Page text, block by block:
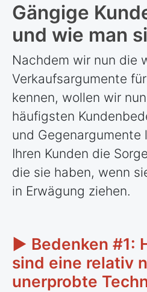
Gängige
und wie man
Nachdem wir nun die
Verkaufsargumente
kennen, wollen wir
häufigsten
und Gegenargumente
Ihren Kunden die
die sie haben, wenn
in Erwägung ziehen.
► Bedenken #1:
sind eine relativ
unerprobte